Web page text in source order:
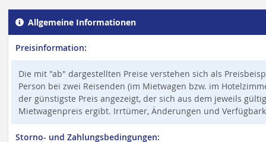
Allgemeine Informationen
Preisinformation:
Die mit "ab" dargestellten Preise verstehen sich als
Person bei zwei Reisenden (im Mietwagen bzw. im
der günstigste Preis angezeigt, der sich aus dem jeweils
Mietwagenpreis ergibt. Irrtümer, Änderungen und
Storno- und Zahlungsbedingungen: